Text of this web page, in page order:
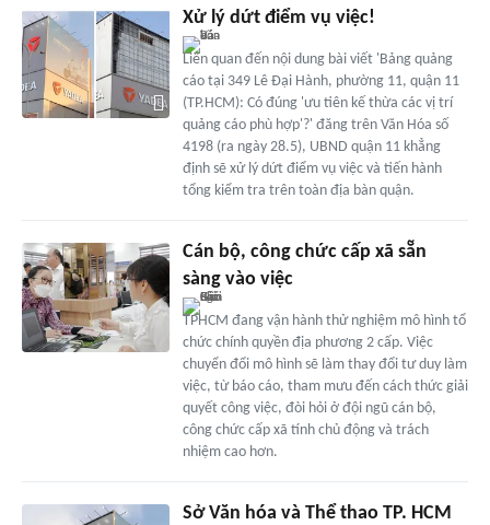
Xử lý dứt điểm vụ việc!
Liên quan đến nội dung bài viết 'Bảng quảng
cáo tại 349 Lê Đại Hành, phường 11, quận 11
(TP.HCM): Có đúng 'ưu tiên kế thừa các vị trí
quảng cáo phù hợp'?' đăng trên Văn Hóa số
4198 (ra ngày 28.5), UBND quận 11 khẳng
định sẽ xử lý dứt điểm vụ việc và tiến hành
tổng kiểm tra trên toàn địa bàn quận.
Cán bộ, công chức cấp xã sẵn
sàng vào việc
TPHCM đang vận hành thử nghiệm mô hình tổ
chức chính quyền địa phương 2 cấp. Việc
chuyển đổi mô hình sẽ làm thay đổi tư duy làm
việc, từ báo cáo, tham mưu đến cách thức giải
quyết công việc, đòi hỏi ở đội ngũ cán bộ,
công chức cấp xã tính chủ động và trách
nhiệm cao hơn.
Sở Văn hóa và Thể thao TP. HCM